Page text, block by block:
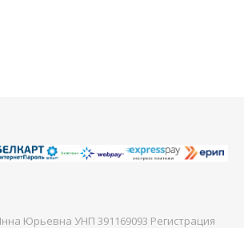
Юрьевна УНП 391169093 Регистрация